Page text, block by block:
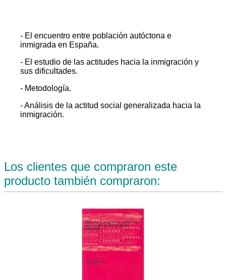
- El encuentro entre población autóctona e
inmigrada en España.
- El estudio de las actitudes hacia la inmigración y
sus dificultades.
- Metodología.
- Análisis de la actitud social generalizada hacia la
inmigración.
Los clientes que compraron este
producto también compraron: